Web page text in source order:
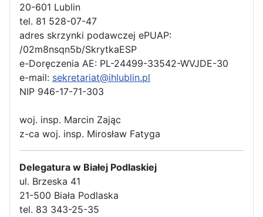
20-601 Lublin
tel. 81 528-07-47
adres skrzynki podawczej ePUAP:
/02m8nsqn5b/SkrytkaESP
e-Doręczenia AE: PL-24499-33542-WVJDE-30
e-mail: sekretariat@ihlublin.pl
NIP 946-17-71-303
woj. insp. Marcin Zając
z-ca woj. insp. Mirosław Fatyga
Delegatura w Białej Podlaskiej
ul. Brzeska 41
21-500 Biała Podlaska
tel. 83 343-25-35